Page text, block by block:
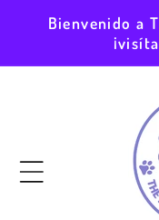
directamente
al contenido
Bienvenido a